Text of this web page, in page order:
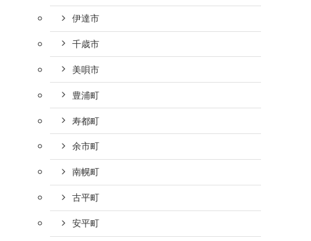
伊達市
千歳市
美唄市
豊浦町
寿都町
余市町
南幌町
古平町
安平町